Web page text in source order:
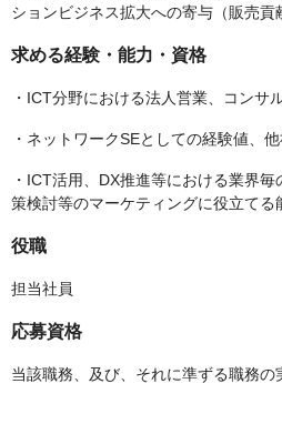
ションビジネス拡大への寄与（販売貢
求める経験・能力・資格
・ICT分野における法人営業、コンサ
・ネットワークSEとしての経験値、
・ICT活用、DX推進等における業界
策検討等のマーケティングに役立てる
役職
担当社員
応募資格
当該職務、及び、それに準ずる職務の